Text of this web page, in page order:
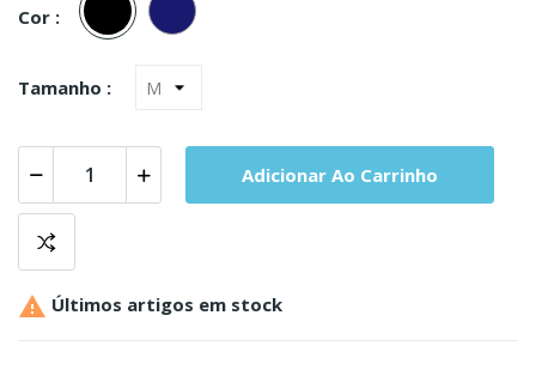
Cor :
Tamanho :
Adicionar Ao Carrinho
 Últimos artigos em stock